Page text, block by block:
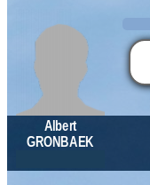
Albert
GRONBAEK